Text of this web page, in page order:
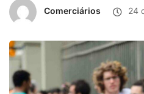
Comerciários 24